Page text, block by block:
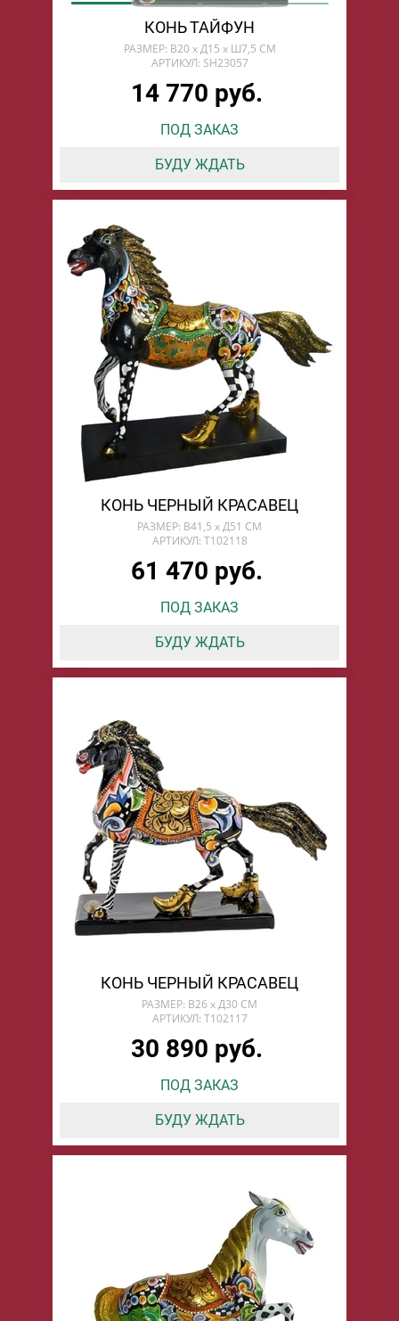
КОНЬ ТАЙФУН
РАЗМЕР: В20 х Д15 х Ш7,5 СМ
АРТИКУЛ: SH23057
14 770 руб.
ПОД ЗАКАЗ
БУДУ ЖДАТЬ
КОНЬ ЧЕРНЫЙ КРАСАВЕЦ
РАЗМЕР: В41,5 х Д51 СМ
АРТИКУЛ: T102118
61 470 руб.
ПОД ЗАКАЗ
БУДУ ЖДАТЬ
КОНЬ ЧЕРНЫЙ КРАСАВЕЦ
РАЗМЕР: В26 х Д30 СМ
АРТИКУЛ: T102117
30 890 руб.
ПОД ЗАКАЗ
БУДУ ЖДАТЬ